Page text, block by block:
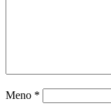
Meno *